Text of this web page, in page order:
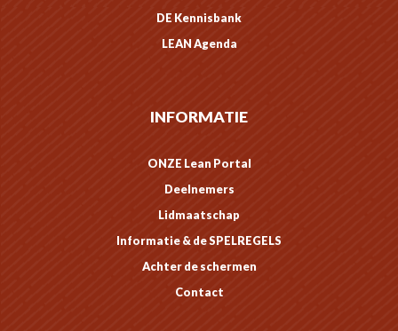
DE Kennisbank
LEAN Agenda
INFORMATIE
ONZE Lean Portal
Deelnemers
Lidmaatschap
Informatie & de SPELREGELS
Achter de schermen
Contact